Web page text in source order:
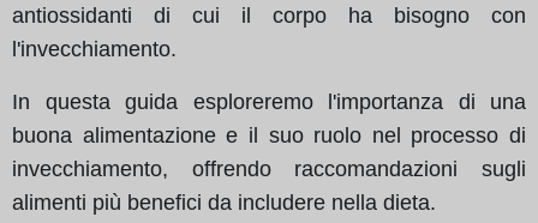
antiossidanti di cui il corpo ha bisogno con
l'invecchiamento.
In questa guida esploreremo l'importanza di una
buona alimentazione e il suo ruolo nel processo di
invecchiamento, offrendo raccomandazioni sugli
alimenti più benefici da includere nella dieta.